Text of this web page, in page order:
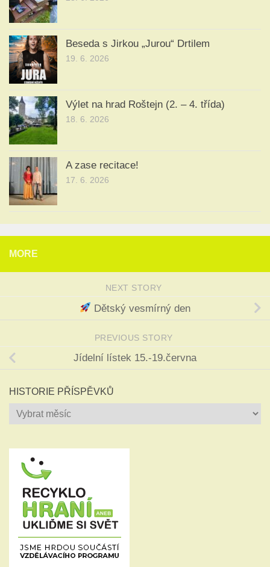
Beseda s Jirkou „Jurou“ Drtilem
19. 6. 2026
Výlet na hrad Roštejn (2. – 4. třída)
18. 6. 2026
A zase recitace!
17. 6. 2026
MORE
NEXT STORY
Dětský vesmírný den
PREVIOUS STORY
Jídelní lístek 15.-19.června
HISTORIE PŘÍSPĚVKŮ
Historie